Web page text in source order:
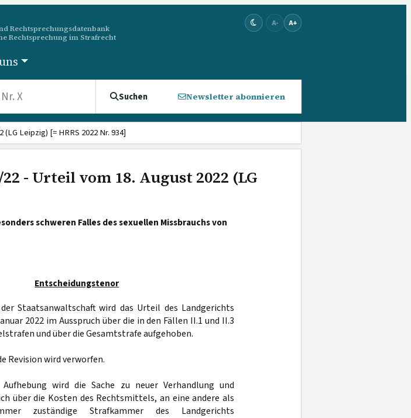
Rechtsprechungsdatenbank
Rechtsprechung im Strafrecht
A- A+
Suchen Newsletter abonnieren
(LG Leipzig) [= HRRS 2022 Nr. 934]
22 - Urteil vom 18. August 2022 (LG
schweren Falles des sexuellen Missbrauchs von
Entscheidungstenor
Staatsanwaltschaft wird das Urteil des Landgerichts
2022 im Ausspruch über die in den Fällen II.1 und II.3
und über die Gesamtstrafe aufgehoben.
Revision wird verworfen.
wird die Sache zu neuer Verhandlung und
über die Kosten des Rechtsmittels, an eine andere als
zuständige Strafkammer des Landgerichts